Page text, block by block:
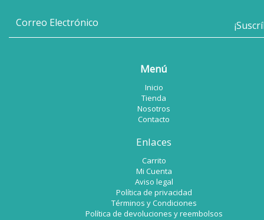
Menú
Inicio
Tienda
Nosotros
Contacto
Enlaces
Carrito
Mi Cuenta
Aviso legal
Política de privacidad
Términos y Condiciones
Política de devoluciones y reembolsos